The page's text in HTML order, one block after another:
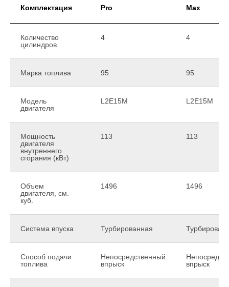
Комплектация Pro Max
Количество
цилиндров
4 4
Марка топлива 95 95
Модель
двигателя
L2E15M L2E15M
Мощность
двигателя
внутреннего
сгорания (кВт)
113 113
Объем
двигателя, см.
куб.
1496 1496
Система впуска Турбированная
Способ подачи
топлива
Непосредственный
впрыск
впрыск